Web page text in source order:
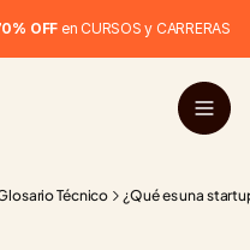
OFF en CURSOS y CARRERAS
Técnico ¿Qué es una